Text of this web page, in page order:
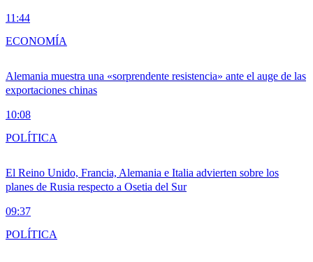
11:44
Alemania muestra una «sorprendente resistencia» ante el auge de las
exportaciones chinas
10:08
ECONOMÍA
El Reino Unido, Francia, Alemania e Italia advierten sobre los
planes de Rusia respecto a Osetia del Sur
09:37
POLÍTICA
POLÍTICA